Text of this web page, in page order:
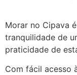
Morar no Cipava
tranquilidade de
praticidade de
Com fácil acesso